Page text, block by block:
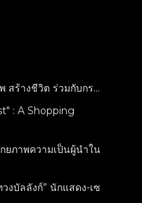
สร้างชีวิต ร่วมกับกร...
: A Shopping
ยภาพความเป็นผู้นำใน
งบัลลังก์” นักแสดง-เซ